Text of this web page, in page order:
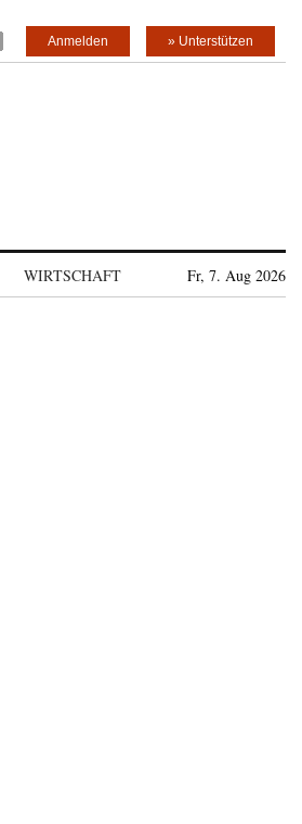
» Unterstützen
Anmelden
WIRTSCHAFT Fr, 7. Aug 2026